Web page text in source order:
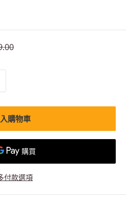
購物車
付款選項